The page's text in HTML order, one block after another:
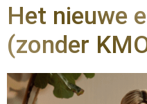
Het nieuwe
(zonder